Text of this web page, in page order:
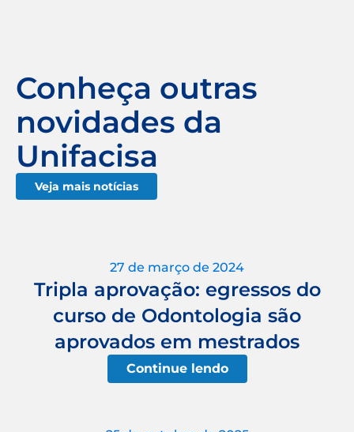
Conheça outras
novidades da
Unifacisa
Veja mais notícias
27 de março de 2024
Tripla aprovação: egressos do
curso de Odontologia são
aprovados em mestrados
Continue lendo